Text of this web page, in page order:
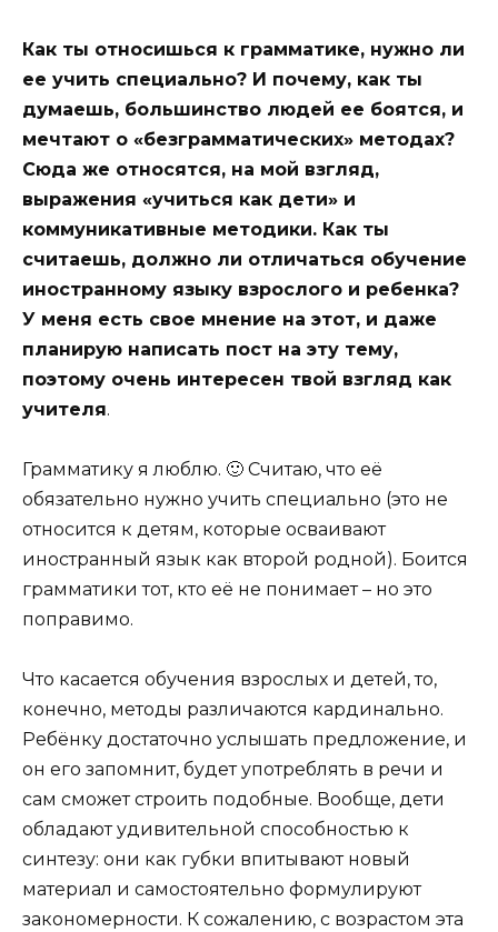
Как ты относишься к грамматике, нужно ли
ее учить специально? И почему, как ты
думаешь, большинство людей ее боятся, и
мечтают о «безграмматических» методах?
Сюда же относятся, на мой взгляд,
выражения «учиться как дети» и
коммуникативные методики. Как ты
считаешь, должно ли отличаться обучение
иностранному языку взрослого и ребенка?
У меня есть свое мнение на этот, и даже
планирую написать пост на эту тему,
поэтому очень интересен твой взгляд как
учителя.
Грамматику я люблю. 🙂 Считаю, что её
обязательно нужно учить специально (это не
относится к детям, которые осваивают
иностранный язык как второй родной). Боится
грамматики тот, кто её не понимает – но это
поправимо.
Что касается обучения взрослых и детей, то,
конечно, методы различаются кардинально.
Ребёнку достаточно услышать предложение, и
он его запомнит, будет употреблять в речи и
сам сможет строить подобные. Вообще, дети
обладают удивительной способностью к
синтезу: они как губки впитывают новый
материал и самостоятельно формулируют
закономерности. К сожалению, с возрастом эта